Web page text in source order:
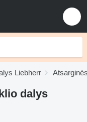
Liebherr
dalys